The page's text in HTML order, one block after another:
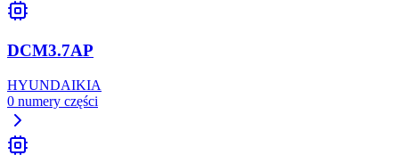
DCM3.7AP
HYUNDAIKIA
0 numery części